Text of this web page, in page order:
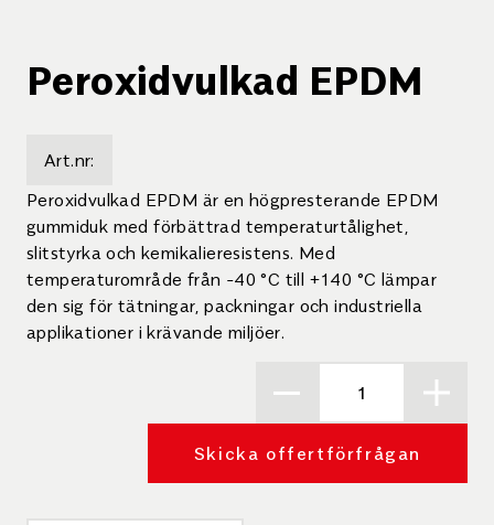
Peroxidvulkad EPDM
Art.nr:
Peroxidvulkad EPDM är en högpresterande EPDM
gummiduk med förbättrad temperaturtålighet,
slitstyrka och kemikalieresistens. Med
temperaturområde från -40 °C till +140 °C lämpar
den sig för tätningar, packningar och industriella
applikationer i krävande miljöer.
Skicka offertförfrågan